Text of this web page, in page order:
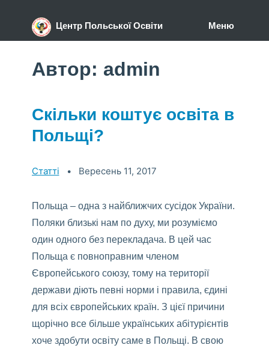
Центр Польської Освіти Меню
Автор: admin
Скільки коштує освіта в
Польщі?
>Categories:
Статті Вересень 11, 2017
Польща – одна з найближчих сусідок України.
Поляки близькі нам по духу, ми розуміємо
один одного без перекладача. В цей час
Польща є повноправним членом
Європейського союзу, тому на території
держави діють певні норми і правила, єдині
для всіх європейських країн. З цієї причини
щорічно все більше українських абітурієнтів
хоче здобути освіту саме в Польщі. В свою